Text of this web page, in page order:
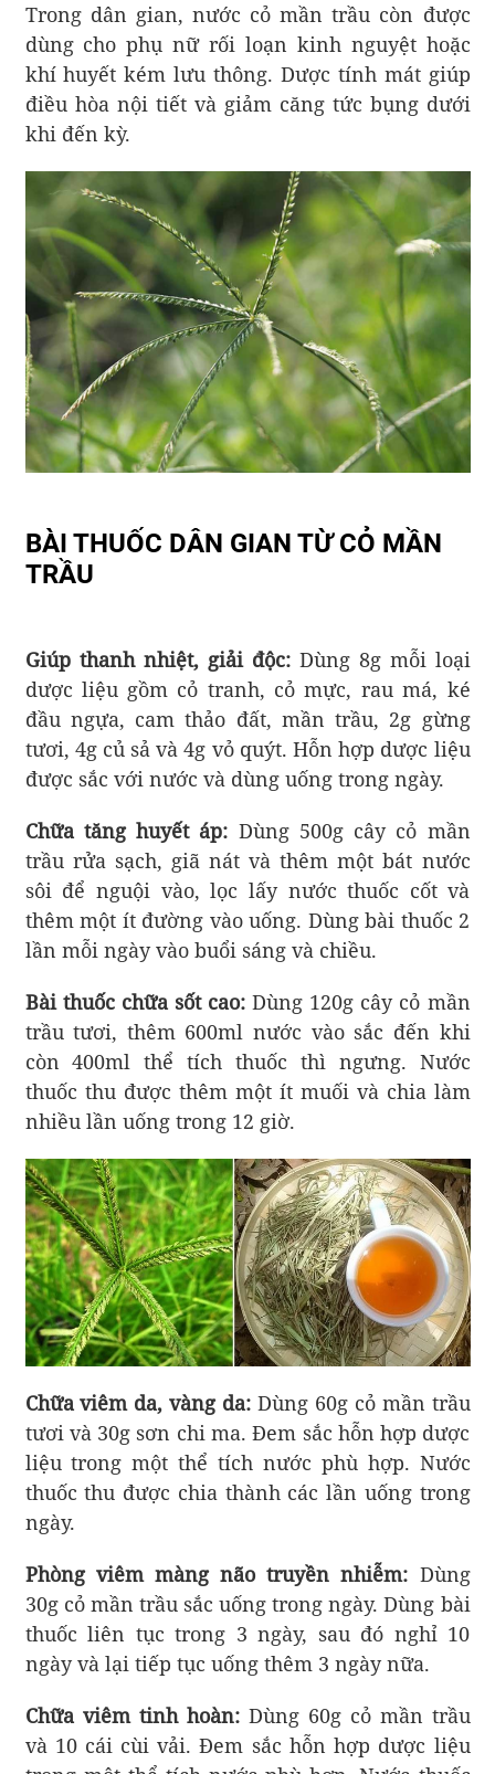
Trong dân gian, nước cỏ mần trầu còn được
dùng cho phụ nữ rối loạn kinh nguyệt hoặc
khí huyết kém lưu thông. Dược tính mát giúp
điều hòa nội tiết và giảm căng tức bụng dưới
khi đến kỳ.
BÀI THUỐC DÂN GIAN TỪ CỎ MẦN
TRẦU
Giúp thanh nhiệt, giải độc:Dùng 8g mỗi loại
dược liệu gồm cỏ tranh, cỏ mực, rau má, ké
đầu ngựa, cam thảo đất, mần trầu, 2g gừng
tươi, 4g củ sả và 4g vỏ quýt. Hỗn hợp dược liệu
được sắc với nước và dùng uống trong ngày.
Chữa tăng huyết áp: Dùng 500g cây cỏ mần
trầu rửa sạch, giã nát và thêm một bát nước
sôi để nguội vào, lọc lấy nước thuốc cốt và
thêm một ít đường vào uống. Dùng bài thuốc 2
lần mỗi ngày vào buổi sáng và chiều.
Bài thuốc chữa sốt cao:Dùng 120g cây cỏ mần
trầu tươi, thêm 600ml nước vào sắc đến khi
còn 400ml thể tích thuốc thì ngưng. Nước
thuốc thu được thêm một ít muối và chia làm
nhiều lần uống trong 12 giờ.
Chữa viêm da, vàng da: Dùng 60g cỏ mần trầu
tươi và 30g sơn chi ma. Đem sắc hỗn hợp dược
liệu trong một thể tích nước phù hợp. Nước
thuốc thu được chia thành các lần uống trong
ngày.
Phòng viêm màng não truyền nhiễm: Dùng
30g cỏ mần trầu sắc uống trong ngày. Dùng bài
thuốc liên tục trong 3 ngày, sau đó nghỉ 10
ngày và lại tiếp tục uống thêm 3 ngày nữa.
Chữa viêm tinh hoàn:Dùng 60g cỏ mần trầu
và 10 cái cùi vải. Đem sắc hỗn hợp dược liệu